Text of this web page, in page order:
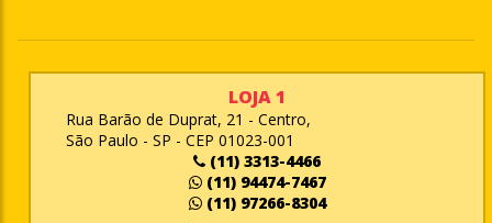
LOJA 1
Rua Barão de Duprat, 21 - Centro,
São Paulo - SP - CEP 01023-001
(11) 3313-4466
(11) 94474-7467
(11) 97266-8304